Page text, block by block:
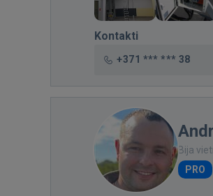
Kontakti
+371 *** *** 38
Bija
PRO